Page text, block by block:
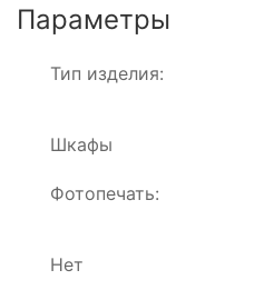
Параметры
Тип изделия:
Шкафы
Фотопечать:
Нет